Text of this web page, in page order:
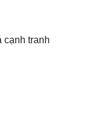
cạnh tranh